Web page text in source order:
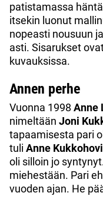
patistamassa
itsekin luonut
nopeasti nousuun
asti. Sisarukset
kuvauksissa.
Annen perhe
Vuonna 1998 Anne
nimeltään Joni
tapaamisesta pari
tuli Anne Kukkohovi
oli silloin jo
miehestään. Pari
vuoden ajan. He